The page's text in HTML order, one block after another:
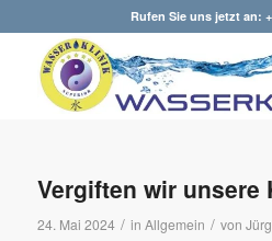
Rufen Sie uns jetzt an:
Vergiften wir unsere
24. Mai 2024 / in Allgemein / von